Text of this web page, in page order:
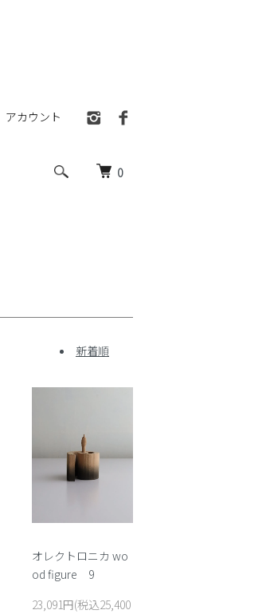
0
アカウント
新着順
オレクトロニカ wo
od figure 9
23,091円(税込25,400